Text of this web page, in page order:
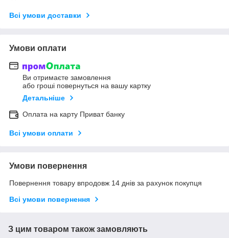
Всі умови доставки
Умови оплати
Ви отримаєте замовлення
або гроші повернуться на вашу картку
Детальніше
Оплата на карту Приват банку
Всі умови оплати
Умови повернення
Повернення товару впродовж 14 днів за рахунок покупця
Всі умови повернення
З цим товаром також замовляють